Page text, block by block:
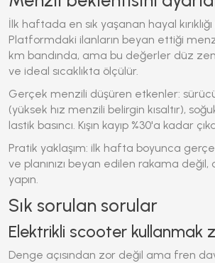
İlk haftada en sık yaşanan hayal
Platformdaki ilanların beyan ettiği
km bandında, ama bu değerler düz
ve ideal sıcaklıkta ölçülür.
Gerçek menzili düşüren etkenler: sürücü
(yüksek hız menzili belirgin kısaltır),
lastik basıncı. Kışın kayıp %30'a kadar
Pratik yaklaşım: ilk hafta boyunca
ve planınızı beyan edilen rakama
yapın.
Sık sorulan sorular
Elektrikli scooter kullanmak
Denge açısından zor değil ama fren